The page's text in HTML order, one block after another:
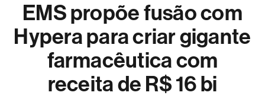
EMS propõe fusão com
Hypera para criar gigante
farmacêutica com
receita de R$ 16 bi